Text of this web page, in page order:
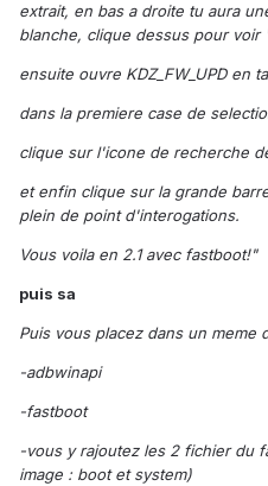
extrait, en bas a droite tu aura
blanche, clique dessus pour voir
ensuite ouvre KDZ_FW_UPD en
dans la premiere case de
clique sur l'icone de recherche
et enfin clique sur la grande
plein de point d'interogations.
Vous voila en 2.1 avec fastboot!"
puis sa
Puis vous placez dans un
-adbwinapi
-fastboot
-vous y rajoutez les 2 fichier du
image : boot et system)